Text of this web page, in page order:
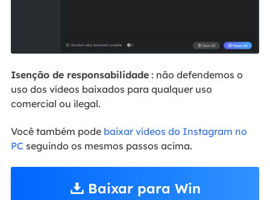
Isenção de responsabilidade: não defendemos o
uso dos vídeos baixados para qualquer uso
comercial ou ilegal.
Você também pode baixar vídeos do Instagram no
PC seguindo os mesmos passos acima.
Baixar para Win